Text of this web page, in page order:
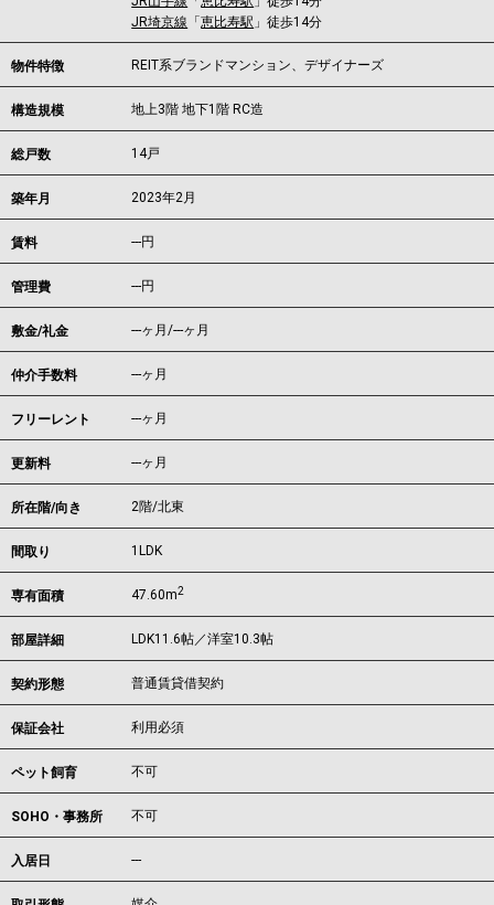
JR埼京線 「恵比寿駅 」徒歩14分
物件特徴 REIT系ブランドマンション、デザイナーズ
構造規模 地上3階 地下1階 RC造
総戸数 14戸
築年月 2023年2月
賃料 ---円
管理費 ---円
敷金/礼金 ---ヶ月/---ヶ月
仲介手数料 ---ヶ月
フリーレント ---ヶ月
更新料 ---ヶ月
所在階/向き 2階/北東
間取り 1LDK
専有面積 47.60m2
部屋詳細 LDK11.6帖／洋室10.3帖
契約形態 普通賃貸借契約
保証会社 利用必須
ペット飼育 不可
SOHO・事務所 不可
入居日 ---